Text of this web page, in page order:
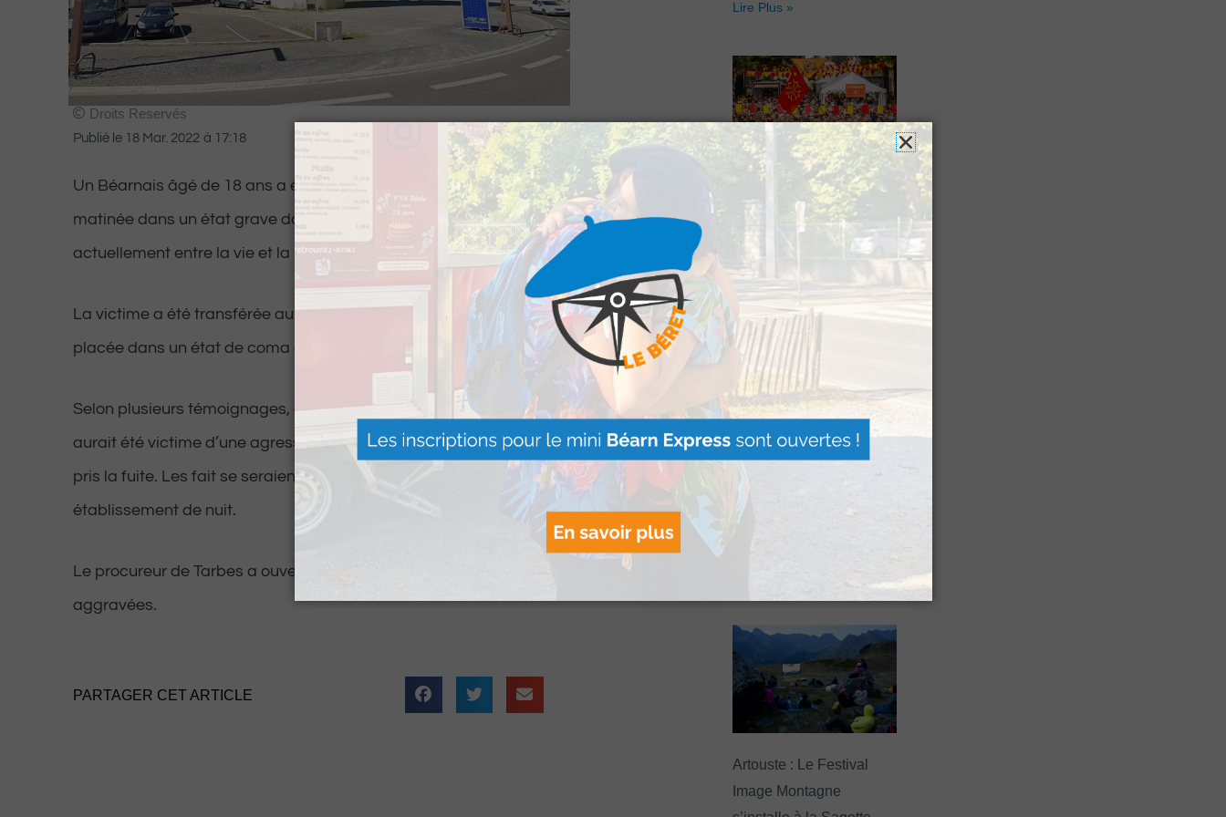
Droits Reservés
Publié le 18 Mar. 2022 à 17:18
Un Béarnais âgé de 18 ans a été retrouvé ce vendredi tôt dans la
matinée dans un état grave dans une rue à Tarbes. Il serait
actuellement entre la vie et la mort.
La victime a été transférée au Centre hospitalier de Toulouse et
placée dans un état de coma artificiel.
Selon plusieurs témoignages, ce jeune homme, originaire de Lons,
aurait été victime d’une agression par une personne ayant ensuite
pris la fuite. Les fait se seraient déroulés à proximité d’un
établissement de nuit.
Le procureur de Tarbes a ouvert une enquête pour violences
aggravées.
PARTAGER CET ARTICLE
Lire Plus »
Hestiv’Òc : Les férias
Béarnaises font leur
grand retour à Pau
Lire Plus »
offert par Version
Voyages pour les grands
Artouste : Le Festival
Image Montagne